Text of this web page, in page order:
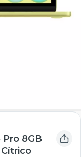
Pro 8GB
Cítrico